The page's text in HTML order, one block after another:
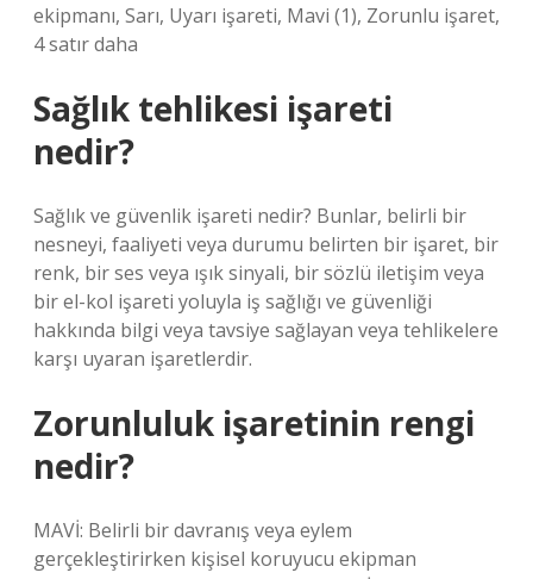
ekipmanı, Sarı, Uyarı işareti, Mavi (1), Zorunlu işaret,
4 satır daha
Sağlık tehlikesi işareti
nedir?
Sağlık ve güvenlik işareti nedir? Bunlar, belirli bir
nesneyi, faaliyeti veya durumu belirten bir işaret, bir
renk, bir ses veya ışık sinyali, bir sözlü iletişim veya
bir el-kol işareti yoluyla iş sağlığı ve güvenliği
hakkında bilgi veya tavsiye sağlayan veya tehlikelere
karşı uyaran işaretlerdir.
Zorunluluk işaretinin rengi
nedir?
MAVİ: Belirli bir davranış veya eylem
gerçekleştirirken kişisel koruyucu ekipman